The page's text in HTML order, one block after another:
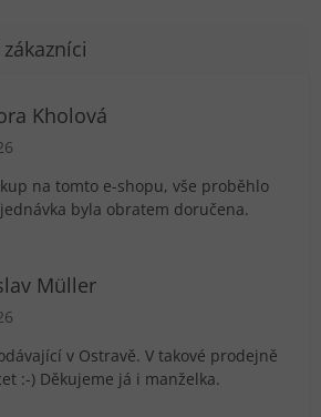
Kholová
obchodu je 5 z 5 hvězdiček.
na tomto e-shopu, vše proběhlo
byla obratem doručena.
Müller
obchodu je 5 z 5 hvězdiček.
v Ostravě. V takové prodejně
:-) Děkujeme já i manželka.